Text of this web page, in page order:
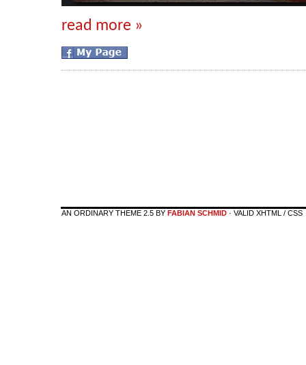
read more »
AN ORDINARY THEME 2.5 BY FABIAN SCHMID · VALID XHTML / CSS